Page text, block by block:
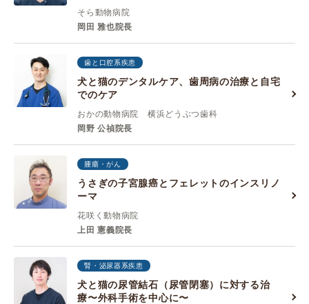
そら動物病院
岡田 雅也院長
歯と口腔系疾患
犬と猫のデンタルケア、歯周病の治療と自宅
でのケア
おかの動物病院 横浜どうぶつ歯科
岡野 公禎院長
腫瘍・がん
うさぎの子宮腺癌とフェレットのインスリノ
ーマ
花咲く動物病院
上田 憲義院長
腎・泌尿器系疾患
犬と猫の尿管結石（尿管閉塞）に対する治
療〜外科手術を中心に〜